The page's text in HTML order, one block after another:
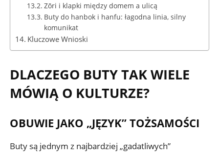
Zōri i klapki między domem a ulicą
Buty do hanbok i hanfu: łagodna linia, silny
komunikat
Kluczowe Wnioski
DLACZEGO BUTY TAK WIELE
MÓWIĄ O KULTURZE?
OBUWIE JAKO „JĘZYK” TOŻSAMOŚCI
Buty są jednym z najbardziej „gadatliwych”